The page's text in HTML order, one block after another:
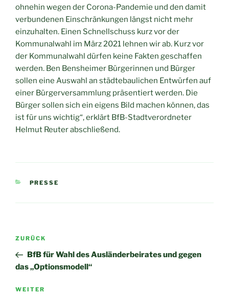
ohnehin wegen der Corona-Pandemie und den damit
verbundenen Einschränkungen längst nicht mehr
einzuhalten. Einen Schnellschuss kurz vor der
Kommunalwahl im März 2021 lehnen wir ab. Kurz vor
der Kommunalwahl dürfen keine Fakten geschaffen
werden. Ben Bensheimer Bürgerinnen und Bürger
sollen eine Auswahl an städtebaulichen Entwürfen auf
einer Bürgerversammlung präsentiert werden. Die
Bürger sollen sich ein eigens Bild machen können, das
ist für uns wichtig“, erklärt BfB-Stadtverordneter
Helmut Reuter abschließend.
KATEGORIEN
PRESSE
Beitragsnavigation
Vorheriger
Beitrag
ZURÜCK
BfB für Wahl des Ausländerbeirates und gegen
das „Optionsmodell“
Nächster
WEITER